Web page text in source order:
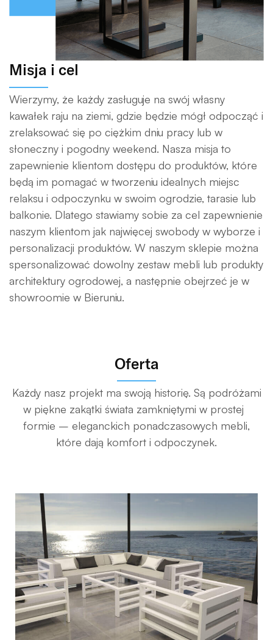
Misja i cel
Wierzymy, że każdy zasługuje na swój własny
kawałek raju na ziemi, gdzie będzie mógł odpocząć i
zrelaksować się po ciężkim dniu pracy lub w
słoneczny i pogodny weekend. Nasza misja to
zapewnienie klientom dostępu do produktów, które
będą im pomagać w tworzeniu idealnych miejsc
relaksu i odpoczynku w swoim ogrodzie, tarasie lub
balkonie. Dlatego stawiamy sobie za cel zapewnienie
naszym klientom jak najwięcej swobody w wyborze i
personalizacji produktów. W naszym sklepie można
spersonalizować dowolny zestaw mebli lub produkty
architektury ogrodowej, a następnie obejrzeć je w
showroomie w Bieruniu.
Oferta
Każdy nasz projekt ma swoją historię. Są podróżami
w piękne zakątki świata zamkniętymi w prostej
formie – eleganckich ponadczasowych mebli,
które dają komfort i odpoczynek.